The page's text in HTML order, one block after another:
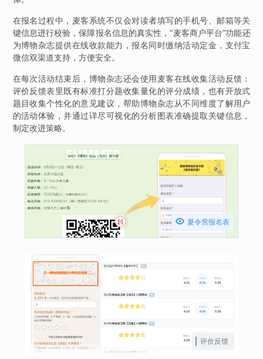
在报名过程中，麦客系统不仅会对读者填写的手机号、邮箱等关
键信息进行校验，保障报名信息的真实性，“麦客商户平台”功能还
为博物杂志提供在线收款能力，报名同时缴纳活动定金，支付宝
微信双渠道支持，方便安全。
在每次活动结束后，博物杂志还会使用麦客在线收集活动反馈：
评价反馈表里既有标准打分题收集量化的评分成绩，也有开放式
题目收集个性化的意见建议，帮助博物杂志从不同维度了解用户
的活动体验，并通过详尽可视化的分析图表准确提取关键信息，
制定改进策略。
 夏令营报名表
评价反馈